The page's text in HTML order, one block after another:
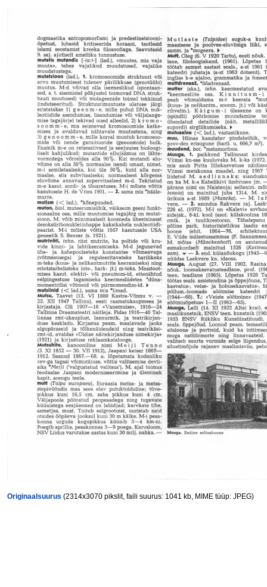
Originaalsuurus (2314x3070 pikslit, faili suurus: 1041 kb, MIME tüüp: JPEG)